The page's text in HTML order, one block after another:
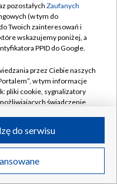
w likwidacji
pozostałych Zaufanych
(w tym do
Twoich zainteresowań i
wskazujemy poniżej, a
PPID do Google.
przez Ciebie naszych
w tym informacje
pliki cookie, sygnalizatory
świadczenie
przez Ciebie
adresy IP, identyfikatory
do serwisu